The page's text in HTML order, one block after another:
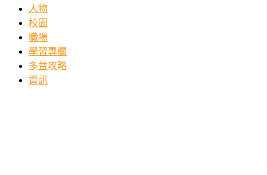
人物
校園
職場
學習專欄
多益攻略
資訊